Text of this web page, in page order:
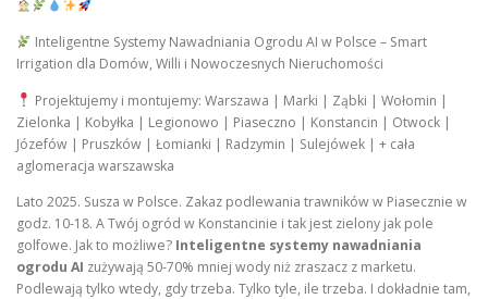
Inteligentne Systemy Nawadniania Ogrodu AI w Polsce – Smart
Irrigation dla Domów, Willi i Nowoczesnych Nieruchomości
Projektujemy i montujemy: Warszawa | Marki | Ząbki | Wołomin |
Zielonka | Kobyłka | Legionowo | Piaseczno | Konstancin | Otwock |
Józefów | Pruszków | Łomianki | Radzymin | Sulejówek | + cała
aglomeracja warszawska
Lato 2025. Susza w Polsce. Zakaz podlewania trawników w Piasecznie w
godz. 10-18. A Twój ogród w Konstancinie i tak jest zielony jak pole
golfowe. Jak to możliwe? Inteligentne systemy nawadniania
ogrodu AI zużywają 50-70% mniej wody niż zraszacz z marketu.
Podlewają tylko wtedy, gdy trzeba. Tylko tyle, ile trzeba. I dokładnie tam,